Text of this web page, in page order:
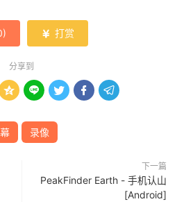
)  打赏
分享到
    
录像
下一篇
PeakFinder Earth - 手机认山
[Android]